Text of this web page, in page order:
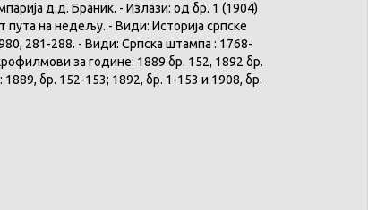
д.д. Браник. - Излази: од бр. 1 (1904)
на недељу. - Види: Историја српске
281-288. - Види: Српска штампа : 1768-
за године: 1889 бр. 152, 1892 бр.
бр. 152-153; 1892, бр. 1-153 и 1908, бр.